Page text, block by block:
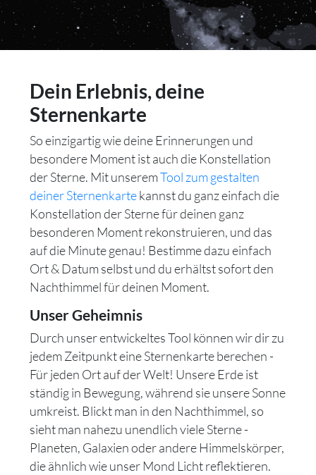
Dein Erlebnis, deine
Sternenkarte
So einzigartig wie deine Erinnerungen und
besondere Moment ist auch die Konstellation
der Sterne. Mit unseremTool zum gestalten
deiner Sternenkartekannst du ganz einfach die
Konstellation der Sterne für deinen ganz
besonderen Moment rekonstruieren, und das
auf die Minute genau! Bestimme dazu einfach
Ort & Datum selbst und du erhältst sofort den
Nachthimmel für deinen Moment.
Unser Geheimnis
Durch unser entwickeltes Tool können wir dir zu
jedem Zeitpunkt eine Sternenkarte berechen -
Für jeden Ort auf der Welt! Unsere Erde ist
ständig in Bewegung, während sie unsere Sonne
umkreist. Blickt man in den Nachthimmel, so
sieht man nahezu unendlich viele Sterne -
Planeten, Galaxien oder andere Himmelskörper,
die ähnlich wie unser Mond Licht reflektieren.